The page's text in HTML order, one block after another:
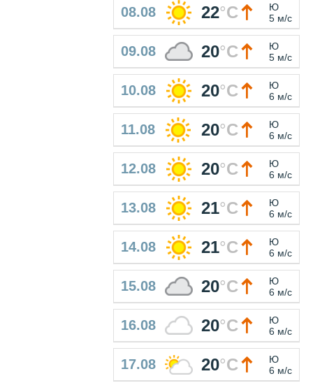
08.08 22°C
Ю
5 м/с
09.08 20°C
Ю
5 м/с
10.08 20°C
Ю
6 м/с
11.08 20°C
Ю
6 м/с
12.08 20°C
Ю
6 м/с
13.08 21°C
Ю
6 м/с
14.08 21°C
Ю
6 м/с
15.08 20°C
Ю
6 м/с
16.08 20°C
Ю
6 м/с
17.08 20°C
Ю
6 м/с